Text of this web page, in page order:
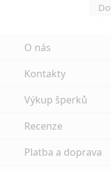
O nás
Kontakty
Výkup šperků
Recenze
Platba a doprava